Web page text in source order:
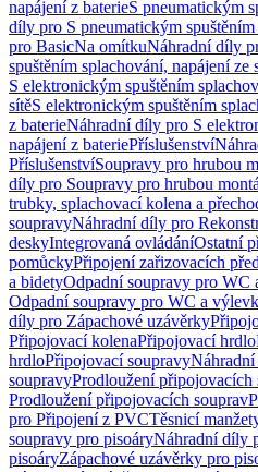
napájení z baterieS pneumatickým
díly pro S pneumatickým
pro BasicNa omítkuNáhradní díly
spuštěním splachování, napájení ze
S elektronickým spuštěním
sítěS elektronickým spuštěním
z baterieNáhradní díly pro S
napájení z bateriePříslušenství
PříslušenstvíSoupravy pro hrubou
díly pro Soupravy pro hrubou
trubky, splachovací kolena a
soupravyNáhradní díly pro
deskyIntegrovaná ovládáníOstatní
pomůckyPřipojení zařizovacích
a bidetyOdpadní soupravy pro WC
Odpadní soupravy pro WC a
díly pro Zápachové uzávěrky
Připojovací kolenaPřipojovací hrdlo
hrdloPřipojovací soupravy
soupravyProdloužení připojovacích
Prodloužení připojovacích souprav
pro Připojení z PVCTěsnicí
soupravy pro pisoáryNáhradní díly
pisoáryZápachové uzávěrky pro